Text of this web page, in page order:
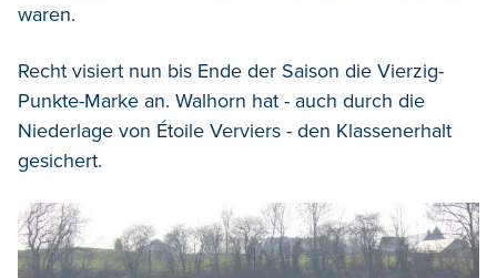
waren.
Recht visiert nun bis Ende der Saison die Vierzig-
Punkte-Marke an. Walhorn hat - auch durch die
Niederlage von Étoile Verviers - den Klassenerhalt
gesichert.